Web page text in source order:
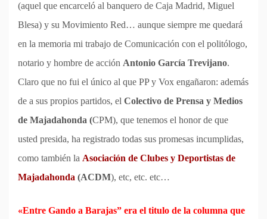
(aquel que encarceló al banquero de Caja Madrid, Miguel
Blesa) y su Movimiento Red… aunque siempre me quedará
en la memoria mi trabajo de Comunicación con el politólogo,
notario y hombre de acción Antonio García Trevijano.
Claro que no fui el único al que PP y Vox engañaron: además
de a sus propios partidos, el Colectivo de Prensa y Medios
de Majadahonda (CPM), que tenemos el honor de que
usted presida, ha registrado todas sus promesas incumplidas,
como también la Asociación de Clubes y Deportistas de
Majadahonda (ACDM), etc, etc. etc…
«Entre Gando a Barajas” era el titulo de la columna que